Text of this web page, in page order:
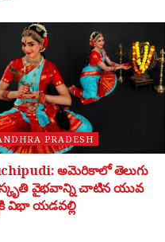
PRADESH
అమెరికాలో తెలుగు
వైభవాన్ని చాటిన యువ
విభా యడవల్లి